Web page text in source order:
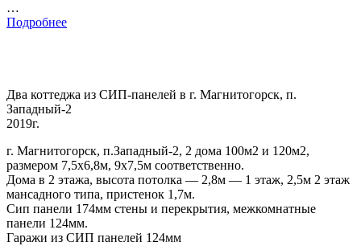
…
Подробнее
Два коттеджа из СИП-панелей в г. Магнитогорск, п.
Западный-2
2019г.
г. Магнитогорск, п.Западный-2, 2 дома 100м2 и 120м2,
размером 7,5х6,8м, 9х7,5м соответственно.
Дома в 2 этажа, высота потолка — 2,8м — 1 этаж, 2,5м 2 этаж
мансадного типа, пристенок 1,7м.
Сип панели 174мм стены и перекрытия, межкомнатные
панели 124мм.
Гаражи из СИП панелей 124мм